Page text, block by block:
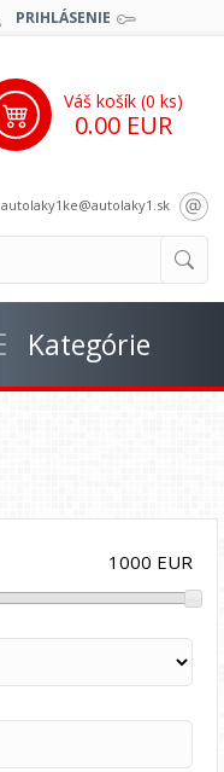
PRIHLÁSENIE
autolaky1ke@autolaky1.sk
Váš košík (0 ks)
0.00 EUR
Kategórie
1000 EUR